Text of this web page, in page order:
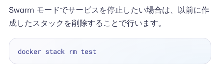
Swarm モードでサービスを停止したい場合は、以前に作
成したスタックを削除することで行います。